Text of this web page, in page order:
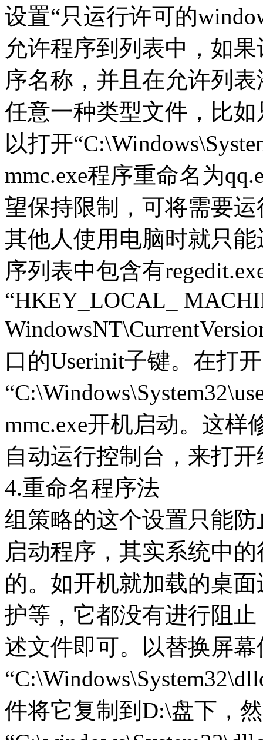
设置“只运行许可的
允许程序到列表中，如
序名称，并且在允许列表
任意一种类型文件，比如
以打开
mmc.exe程序重命名为
望保持限制，可将需要
其他人使用电脑时就只
序列表中包含有
“HKEY_LOCAL_
口的Userinit子键。在打
mmc.exe开机启动。这
自动运行控制台，来打
4.重命名程序法
组策略的这个设置只能
启动程序，其实系统中
的。如开机就加载的桌
护等，它都没有进行阻止
述文件即可。以替换屏
件将它复制到D:\盘下，